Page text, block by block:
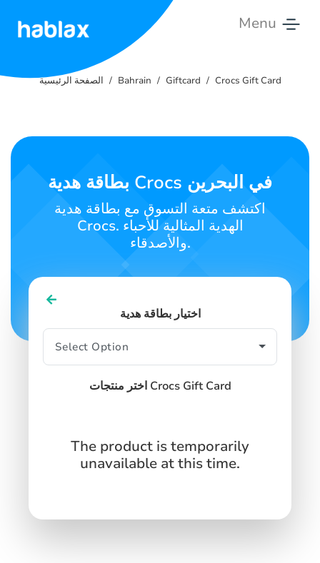
Menu
اتصل
SIGN INSIGN UP
الصفحة الرئيسية Bahrain Giftcard Crocs Gift Card
بطاقة هدية Crocs في البحرين
اكتشف متعة التسوق مع بطاقة هدية
Crocs. الهدية المثالية للأحباء
والأصدقاء.
اختيار بطاقة هدية
اختر منتجات Crocs Gift Card
The product is temporarily
unavailable at this time.